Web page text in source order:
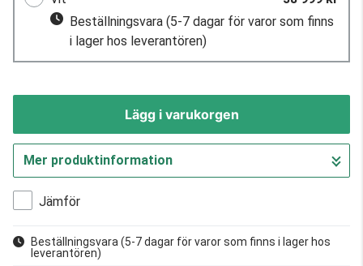
Beställningsvara (5-7 dagar för varor som finns
i lager hos leverantören)
Lägg i varukorgen
Gå till kassan
Mer produktinformation
Jämför
Beställningsvara (5-7 dagar för varor som finns i lager hos
leverantören)